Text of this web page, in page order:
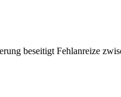
beseitigt Fehlanreize